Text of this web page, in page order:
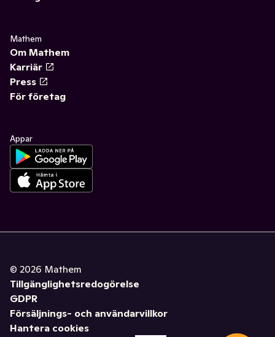
Mathem
Om Mathem
Karriär
Press
För företag
Appar
© 2026 Mathem
Tillgänglighetsredogörelse
GDPR
Försäljnings- och användarvillkor
Hantera cookies